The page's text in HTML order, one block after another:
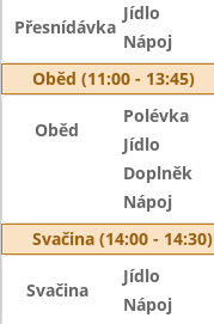
Přesnídávka
Jídlo
Nápoj
Oběd (11:00 - 13:45)
Oběd
Polévka
Jídlo
Doplněk
Nápoj
Svačina (14:00 - 14:30)
Svačina
Jídlo
Nápoj